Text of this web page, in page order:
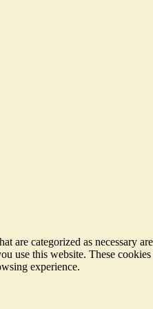
categorized as necessary
use this website. These
experience.